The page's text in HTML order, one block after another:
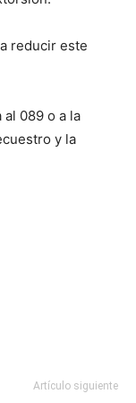
reducir este
089 o a la
y la
Artículo siguiente